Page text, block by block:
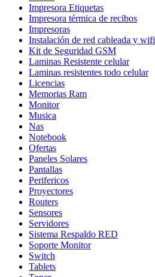
Impresora Etiquetas
Impresora térmica de recibos
Impresoras
Instalación de red cableada y wifi
Kit de Seguridad GSM
Laminas Resistente celular
Laminas resistentes todo celular
Licencias
Memorias Ram
Monitor
Musica
Nas
Notebook
Ofertas
Paneles Solares
Pantallas
Perifericos
Proyectores
Routers
Sensores
Servidores
Sistema Respaldo RED
Soporte Monitor
Switch
Tablets